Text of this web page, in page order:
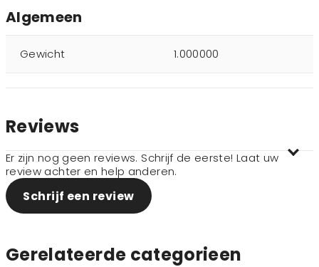
Algemeen
Gewicht 1.000000
Reviews
Er zijn nog geen reviews. Schrijf de eerste! Laat uw
review achter en help anderen.
Schrijf een review
Gerelateerde categorieen